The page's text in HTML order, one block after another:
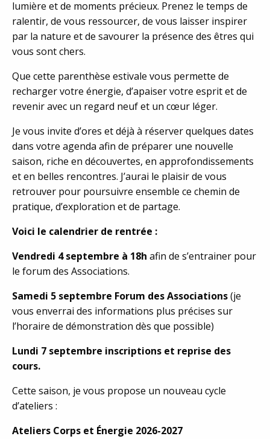
lumière et de moments précieux. Prenez le temps de
ralentir, de vous ressourcer, de vous laisser inspirer
par la nature et de savourer la présence des êtres qui
vous sont chers.
Que cette parenthèse estivale vous permette de
recharger votre énergie, d’apaiser votre esprit et de
revenir avec un regard neuf et un cœur léger.
Je vous invite d’ores et déjà à réserver quelques dates
dans votre agenda afin de préparer une nouvelle
saison, riche en découvertes, en approfondissements
et en belles rencontres. J’aurai le plaisir de vous
retrouver pour poursuivre ensemble ce chemin de
pratique, d’exploration et de partage.
Voici le calendrier de rentrée :
Vendredi 4 septembre à 18h afin de s’entrainer pour
le forum des Associations.
Samedi 5 septembre Forum des Associations(je
vous enverrai des informations plus précises sur
l’horaire de démonstration dès que possible)
Lundi 7 septembre inscriptions et reprise des
cours.
Cette saison, je vous propose un nouveau cycle
d’ateliers :
Ateliers Corps et Énergie 2026-2027